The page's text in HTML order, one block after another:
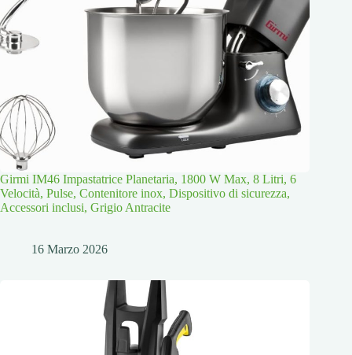
Girmi IM46 Impastatrice Planetaria, 1800 W Max, 8 Litri, 6
Velocità, Pulse, Contenitore inox, Dispositivo di sicurezza,
Accessori inclusi, Grigio Antracite
16 Marzo 2026